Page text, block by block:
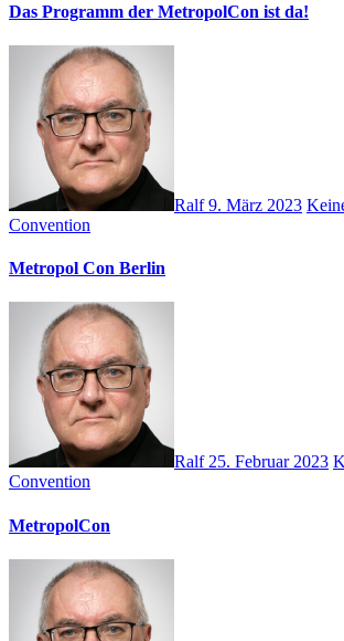
Das Programm der MetropolCon ist da!
Ralf9. März 2023
Convention
Metropol Con Berlin
Ralf25. Februar 2023
Convention
MetropolCon